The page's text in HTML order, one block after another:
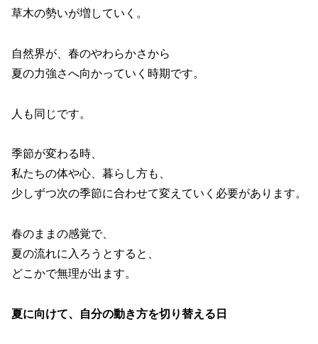
草木の勢いが増していく。
自然界が、春のやわらかさから
夏の力強さへ向かっていく時期です。
人も同じです。
季節が変わる時、
私たちの体や心、暮らし方も、
少しずつ次の季節に合わせて変えていく必要があります。
春のままの感覚で、
夏の流れに入ろうとすると、
どこかで無理が出ます。
夏に向けて、自分の動き方を切り替える日